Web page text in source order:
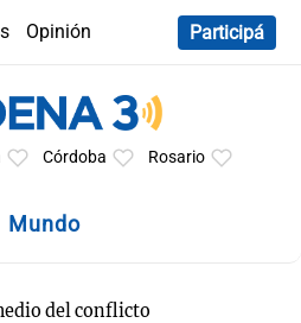
Opinión
Participá
Córdoba Rosario
Mundo
del conflicto